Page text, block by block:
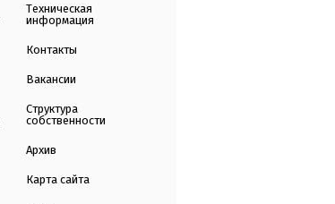
Техническая
информация
Контакты
Вакансии
Структура
собственности
Архив
Карта сайта